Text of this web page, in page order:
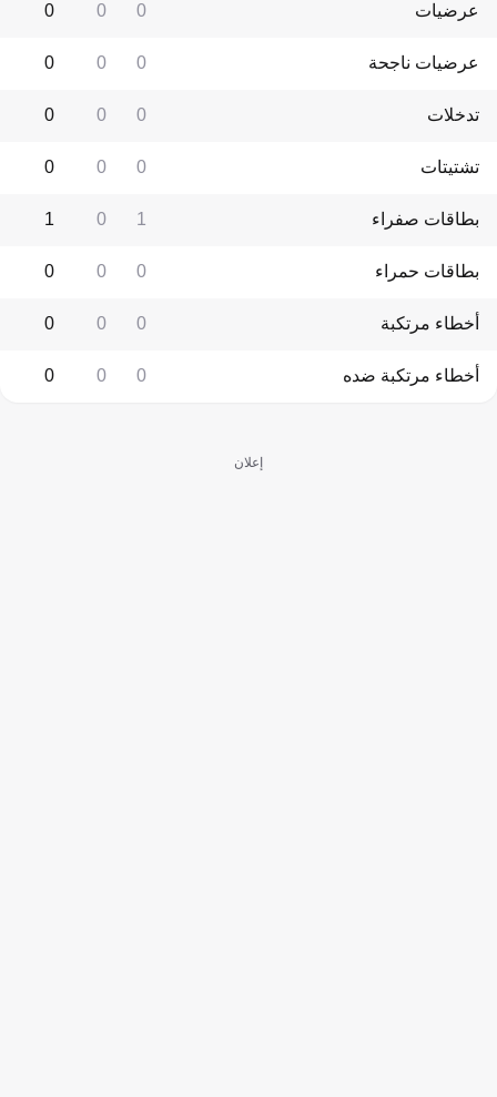
عرضيات 0
0
0
عرضيات ناجحة 0
0
0
تدخلات 0
0
0
تشتيتات 0
0
0
بطاقات صفراء 1
0
1
بطاقات حمراء 0
0
0
أخطاء مرتكبة 0
0
0
أخطاء مرتكبة ضده 0
0
0
إعلان